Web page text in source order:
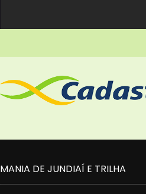
MANIA DE JUNDIAÍ E TRILHA